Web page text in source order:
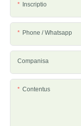
Inscriptio
Phone / Whatsapp
Companisa
Contentus